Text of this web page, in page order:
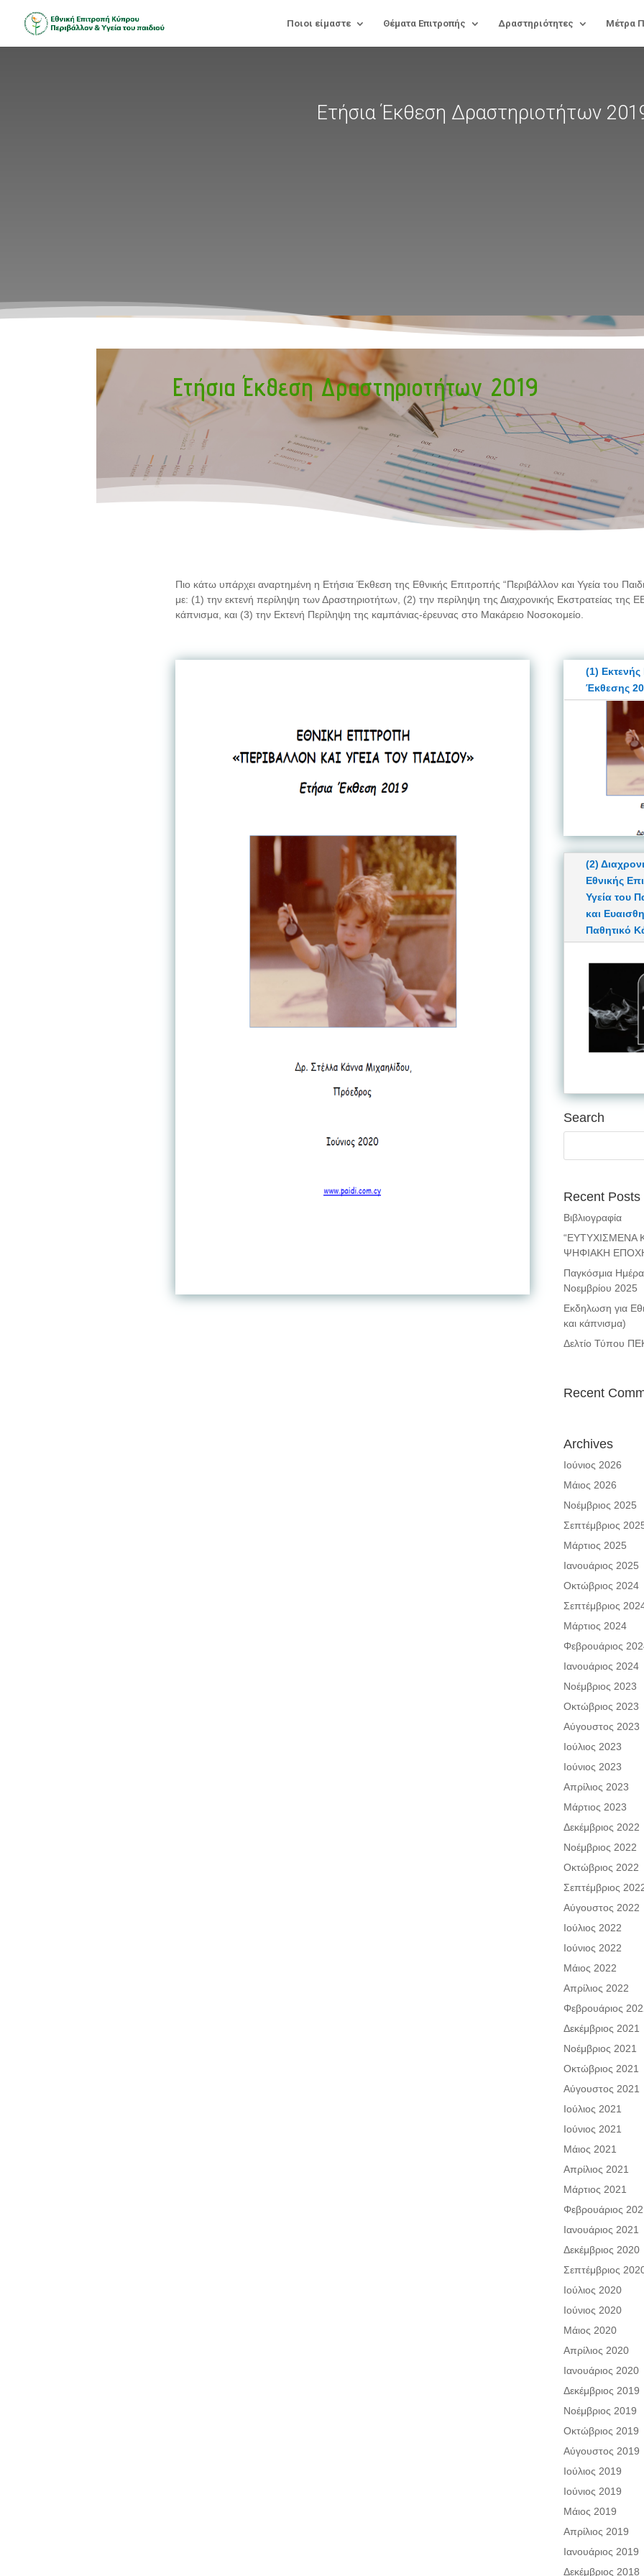
Ποιοι είμαστε Θέματα Επιτροπής Δραστηριότητες Μέτρα
Ετήσια Έκθεση Δραστηριοτήτων
Ετήσια Έκθεση Δραστηριοτήτων 2019
Πιο κάτω υπάρχει αναρτημένη η Ετήσια Έκθεση της Εθνικής Επιτροπής “Περιβάλλον και Υγεία του
με: (1) την εκτενή περίληψη των Δραστηριοτήτων, (2) την περίληψη της Διαχρονικής Εκστρατείας της
κάπνισμα, και (3) την Εκτενή Περίληψη της καμπάνιας-έρευνας στο Μακάρειο Νοσοκομείο.
(1) Εκτενής
Έκθεσης
(2)
Εθνικής
Υγεία του
και
Παθητικό
Search
Recent Posts
Βιβλιογραφία
“ΕΥΤΥΧΙΣΜΕΝΑ
ΨΗΦΙΑΚΗ
Παγκόσμια
Νοεμβρίου 2025
Εκδηλωση για
και κάπνισμα)
Δελτίο Τύπου
Recent
Archives
Ιούνιος 2026
Μάιος 2026
Νοέμβριος 2025
Σεπτέμβριος
Μάρτιος 2025
Ιανουάριος 2025
Οκτώβριος 2024
Σεπτέμβριος
Μάρτιος 2024
Φεβρουάριος
Ιανουάριος 2024
Νοέμβριος 2023
Οκτώβριος 2023
Αύγουστος 2023
Ιούλιος 2023
Ιούνιος 2023
Απρίλιος 2023
Μάρτιος 2023
Δεκέμβριος 2022
Νοέμβριος 2022
Οκτώβριος 2022
Σεπτέμβριος
Αύγουστος 2022
Ιούλιος 2022
Ιούνιος 2022
Μάιος 2022
Απρίλιος 2022
Φεβρουάριος
Δεκέμβριος 2021
Νοέμβριος 2021
Οκτώβριος 2021
Αύγουστος 2021
Ιούλιος 2021
Ιούνιος 2021
Μάιος 2021
Απρίλιος 2021
Μάρτιος 2021
Φεβρουάριος
Ιανουάριος 2021
Δεκέμβριος 2020
Σεπτέμβριος
Ιούλιος 2020
Ιούνιος 2020
Μάιος 2020
Απρίλιος 2020
Ιανουάριος 2020
Δεκέμβριος 2019
Νοέμβριος 2019
Οκτώβριος 2019
Αύγουστος 2019
Ιούλιος 2019
Ιούνιος 2019
Μάιος 2019
Απρίλιος 2019
Ιανουάριος 2019
Δεκέμβριος 2018